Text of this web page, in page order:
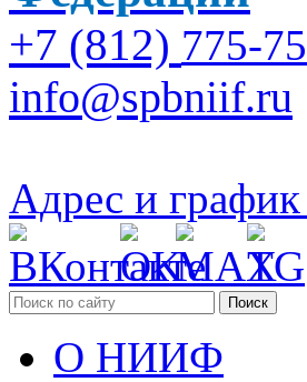
+7 (812) 775-
info@spbniif.ru
Адрес и
Поиск
О НИИФ